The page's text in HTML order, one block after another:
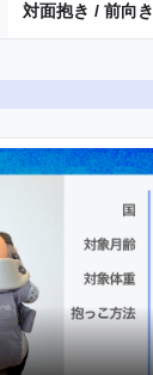
対面抱き / 前向